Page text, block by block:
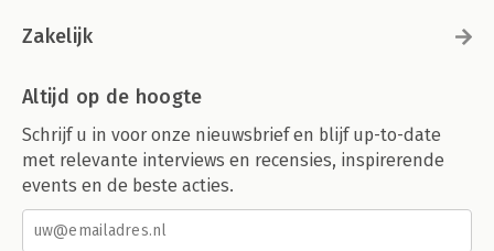
Zakelijk
Altijd op de hoogte
Schrijf u in voor onze nieuwsbrief en blijf up-to-date
met relevante interviews en recensies, inspirerende
events en de beste acties.